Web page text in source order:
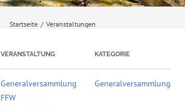
Startseite / Veranstaltungen
VERANSTALTUNG KATEGORIE
Generalversammlung
FFW
Generalversammlung